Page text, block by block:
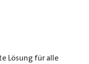
Lösung für alle